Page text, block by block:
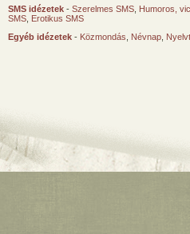
SMS idézetek - Szerelmes SMS Humoros,
SMS Erotikus SMS
Egyéb idézetek - Közmondás Névnap